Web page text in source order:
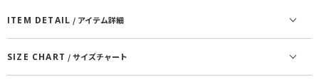
ITEM DETAIL / アイテム詳細
SIZE CHART / サイズチャート